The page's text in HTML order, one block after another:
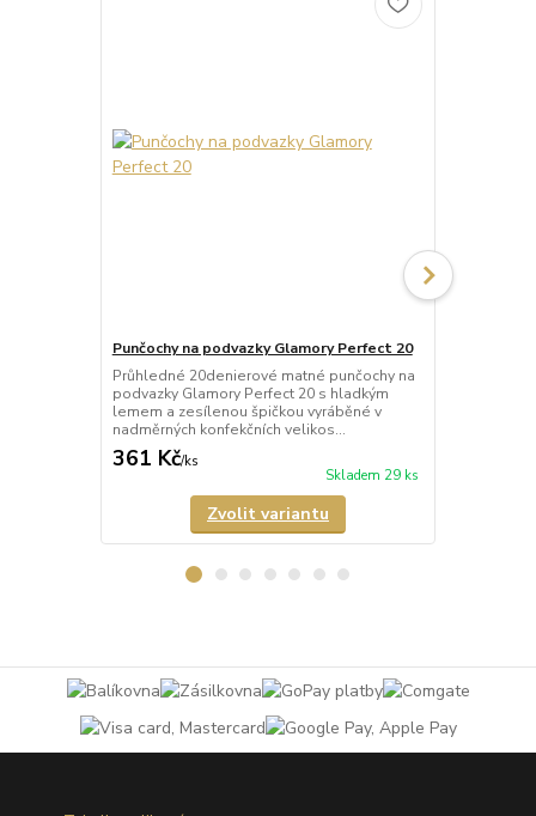
Punčochy na podvazky Glamory Perfect 20
Průhledné 20denierové matné punčochy na
podvazky Glamory Perfect 20 s hladkým
lemem a zesílenou špičkou vyráběné v
nadměrných konfekčních velikos...
361 Kč/ks
Skladem 29 ks
Zvolit variantu